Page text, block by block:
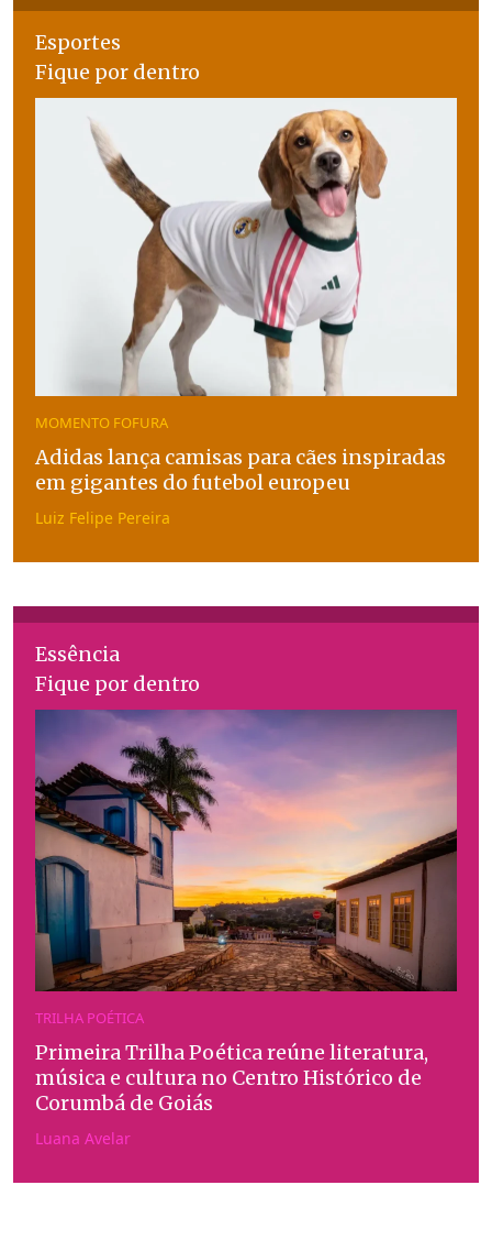
Esportes
Fique por dentro
MOMENTO FOFURA
Adidas lança camisas para cães inspiradas
em gigantes do futebol europeu
Luiz Felipe Pereira
Essência
Fique por dentro
TRILHA POÉTICA
Primeira Trilha Poética reúne literatura,
música e cultura no Centro Histórico de
Corumbá de Goiás
Luana Avelar